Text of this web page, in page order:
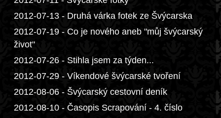
2012-07-13 - Druhá várka fotek ze Švýcarska
2012-07-19 - Co je nového aneb "můj švýcarský
život"
2012-07-26 - Stihla jsem za týden...
2012-07-29 - Víkendové švýcarské tvoření
2012-08-06 - Švýcarský cestovní deník
2012-08-10 - Časopis Scrapování - 4. číslo